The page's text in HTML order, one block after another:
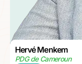
Hervé Menkem
PDG de Cameroun